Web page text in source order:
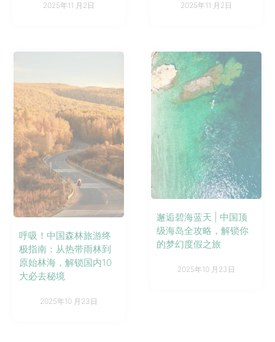
2025年11 月2日 2025年11 月2日
呼吸！中国森林旅游终
极指南：从热带雨林到
原始林海，解锁国内10
大必去秘境
2025年10 月23日
邂逅碧海蓝天 | 中国顶
级海岛全攻略，解锁你
的梦幻度假之旅
2025年10 月23日